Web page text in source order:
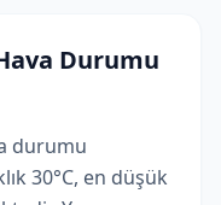
Durumu
durumu
30°C, en düşük